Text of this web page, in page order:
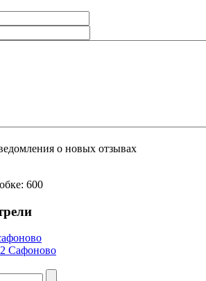
о новых отзывах
600
Сафоново